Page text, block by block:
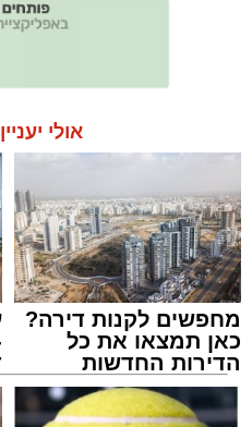
אולי
מחפשים לקנות דירה?
כאן תמצאו את כל
הדירות החדשות
למכירה באשדוד >>>